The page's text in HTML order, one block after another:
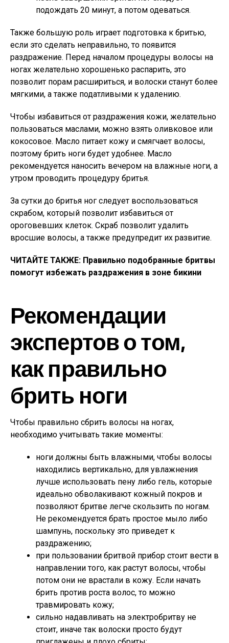
подождать 20 минут, а потом одеваться.
Также большую роль играет подготовка к бритью,
если это сделать неправильно, то появится
раздражение. Перед началом процедуры волосы на
ногах желательно хорошенько распарить, это
позволит порам расшириться, и волоски станут более
мягкими, а также податливыми к удалению.
Чтобы избавиться от раздражения кожи, желательно
пользоваться маслами, можно взять оливковое или
кокосовое. Масло питает кожу и смягчает волосы,
поэтому брить ноги будет удобнее. Масло
рекомендуется наносить вечером на влажные ноги, а
утром проводить процедуру бритья.
За сутки до бритья ног следует воспользоваться
скрабом, который позволит избавиться от
ороговевших клеток. Скраб позволит удалить
вросшие волосы, а также предупредит их развитие.
ЧИТАЙТЕ ТАКЖЕ: Правильно подобранные бритвы
помогут избежать раздражения в зоне бикини
Рекомендации
экспертов о том,
как правильно
брить ноги
Чтобы правильно сбрить волосы на ногах,
необходимо учитывать такие моменты:
ноги должны быть влажными, чтобы волосы
находились вертикально, для увлажнения
лучше использовать пену либо гель, которые
идеально обволакивают кожный покров и
позволяют бритве легче скользить по ногам.
Не рекомендуется брать простое мыло либо
шампунь, поскольку это приведет к
раздражению;
при пользовании бритвой прибор стоит вести в
направлении того, как растут волосы, чтобы
потом они не врастали в кожу. Если начать
брить против роста волос, то можно
травмировать кожу;
сильно надавливать на электробритву не
стоит, иначе так волоски просто будут